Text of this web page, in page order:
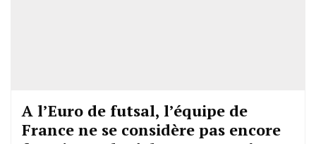
A l’Euro de futsal, l’équipe de
France ne se considère pas encore